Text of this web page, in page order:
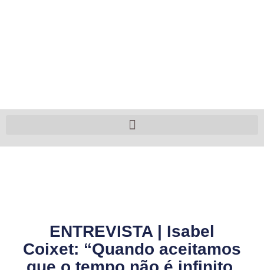
ENTREVISTA | Isabel
Coixet: “Quando aceitamos